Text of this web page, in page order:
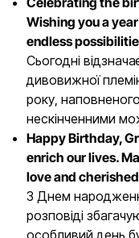
Wishing you a
endless
Сьогодні
дивовижної
року,
нескінченними
Happy Birthday,
enrich our lives.
love and
З Днем
розповіді
особливий день